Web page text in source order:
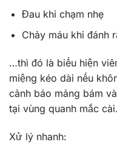
Đau khi chạm nhẹ
Chảy máu khi đánh
…thì đó là biểu hiện
miệng kéo dài nếu
cảnh báo mảng bám
tại vùng quanh mắc cài.
Xử lý nhanh: